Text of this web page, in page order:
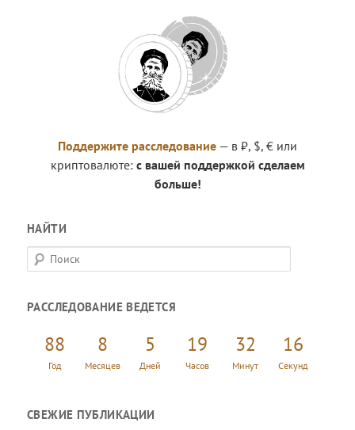
Поддержите расследование — в ₽, $, € или
криптовалюте: с вашей поддержкой сделаем
больше!
НАЙТИ
П
о
с
РАССЛЕДОВАНИЕ ВЕДЕТСЯ
88
Год
8
Месяцев
5
Дней
19
Часов
32
Минут
17
Секунд
СВЕЖИЕ ПУБЛИКАЦИИ